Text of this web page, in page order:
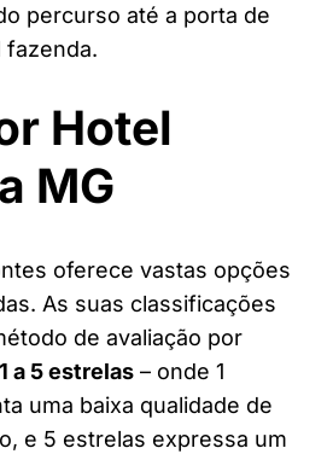
percurso até a porta de
fazenda.
Hotel
MG
oferece vastas opções
As suas classificações
de avaliação por
a 5 estrelas – onde 1
uma baixa qualidade de
e 5 estrelas expressa um